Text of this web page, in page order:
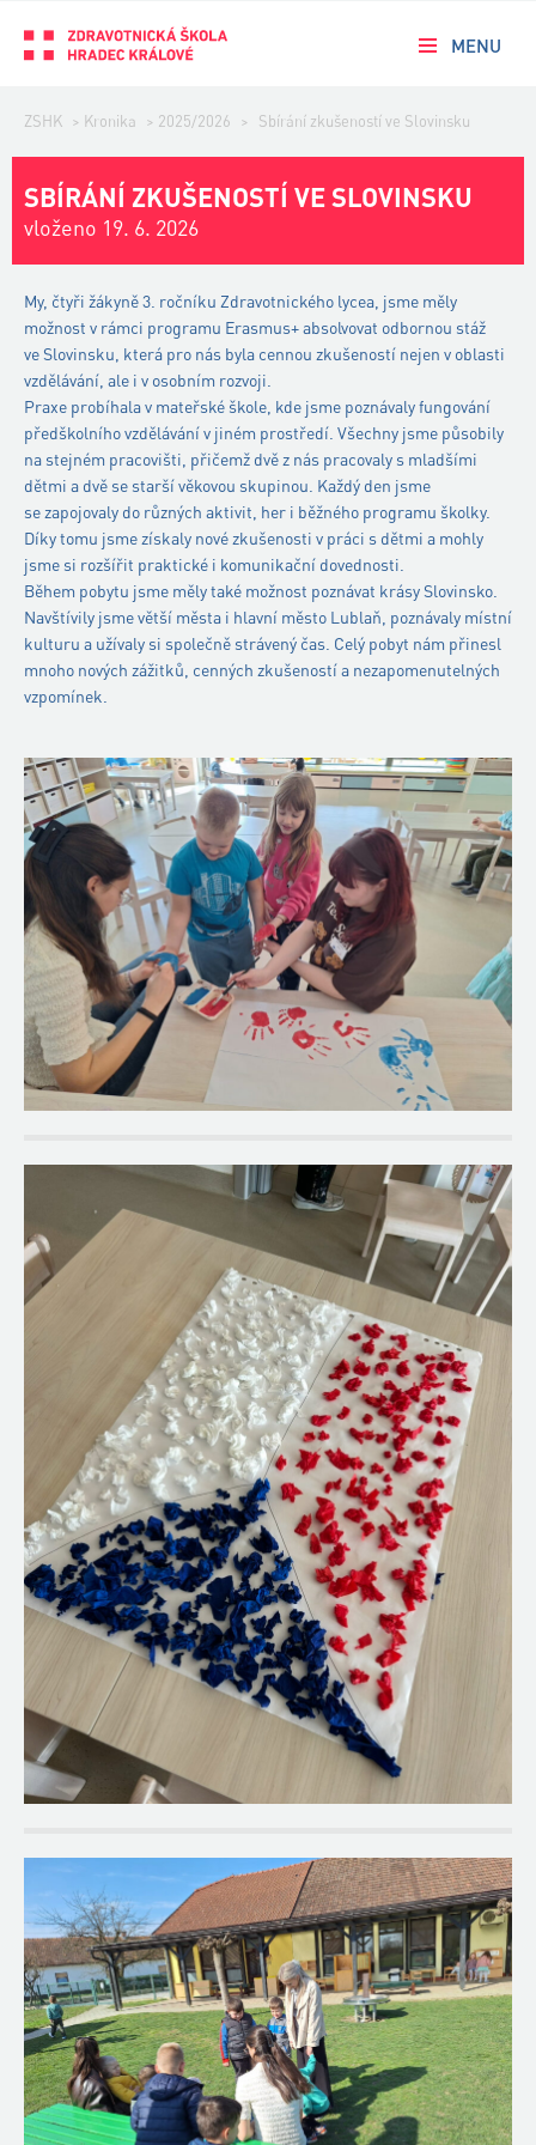
MENU
ZSHK > Kronika > 2025/2026 > Sbírání zkušeností ve Slovinsku
SBÍRÁNÍ ZKUŠENOSTÍ VE SLOVINSKU
vloženo 19. 6. 2026
My, čtyři žákyně 3. ročníku Zdravotnického lycea, jsme měly
možnost v rámci programu Erasmus+ absolvovat odbornou stáž
ve Slovinsku, která pro nás byla cennou zkušeností nejen v oblasti
vzdělávání, ale i v osobním rozvoji.
Praxe probíhala v mateřské škole, kde jsme poznávaly fungování
předškolního vzdělávání v jiném prostředí. Všechny jsme působily
na stejném pracovišti, přičemž dvě z nás pracovaly s mladšími
dětmi a dvě se starší věkovou skupinou. Každý den jsme
se zapojovaly do různých aktivit, her i běžného programu školky.
Díky tomu jsme získaly nové zkušenosti v práci s dětmi a mohly
jsme si rozšířit praktické i komunikační dovednosti.
Během pobytu jsme měly také možnost poznávat krásy Slovinsko.
Navštívily jsme větší města i hlavní město Lublaň, poznávaly místní
kulturu a užívaly si společně strávený čas. Celý pobyt nám přinesl
mnoho nových zážitků, cenných zkušeností a nezapomenutelných
vzpomínek.